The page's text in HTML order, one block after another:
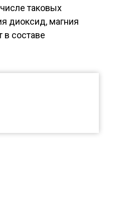
таковых
диоксид, магния
в составе